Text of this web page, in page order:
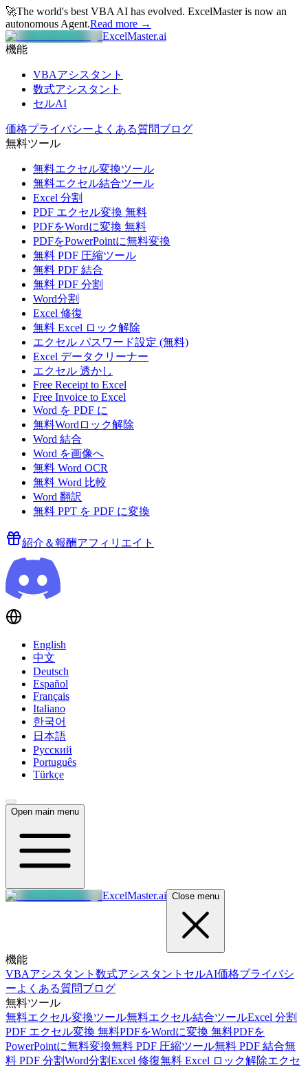
🚀The world's best VBA AI has evolved. ExcelMaster is now an
autonomous Agent.Read more →
ExcelMaster.ai
機能
VBAアシスタント
数式アシスタント
セルAI
価格プライバシーよくある質問ブログ
無料ツール
無料エクセル変換ツール
無料エクセル結合ツール
Excel 分割
PDF エクセル変換 無料
PDFをWordに変換 無料
PDFをPowerPointに無料変換
無料 PDF 圧縮ツール
無料 PDF 結合
無料 PDF 分割
Word分割
Excel 修復
無料 Excel ロック解除
エクセル パスワード設定 (無料)
Excel データクリーナー
エクセル 透かし
Free Receipt to Excel
Free Invoice to Excel
Word を PDF に
無料Wordロック解除
Word 結合
Word を画像へ
無料 Word OCR
無料 Word 比較
Word 翻訳
無料 PPT を PDF に変換
紹介＆報酬アフィリエイト
English
中文
Deutsch
Español
Français
Italiano
한국어
日本語
Русский
Português
Türkçe
Open main menu
ExcelMaster.ai Close menu
機能
VBAアシスタント 数式アシスタント セルAI価格プライバシ
ーよくある質問ブログ
無料ツール
無料エクセル変換ツール無料エクセル結合ツールExcel 分割
PDF エクセル変換 無料PDFをWordに変換 無料PDFを
PowerPointに無料変換無料 PDF 圧縮ツール無料 PDF 結合無
料 PDF 分割Word分割Excel 修復無料 Excel ロック解除エクセ